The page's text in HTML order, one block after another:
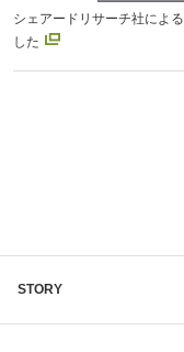
シェアードリサーチ社によ
した
STORY